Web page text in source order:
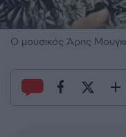
Ο μουσικός Άρης